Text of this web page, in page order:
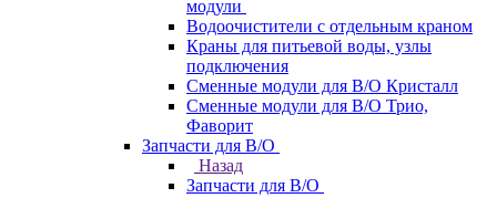
модули
Водоочистители с отдельным краном
Краны для питьевой воды, узлы
подключения
Сменные модули для В/О Кристалл
Сменные модули для В/О Трио,
Фаворит
Запчасти для В/О
Назад
Запчасти для В/О